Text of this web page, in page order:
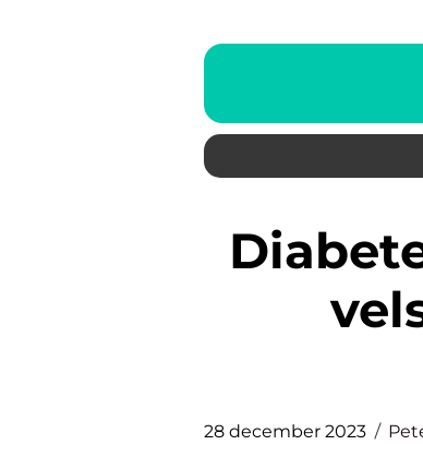
Diabetes Opskrifter: Sund og
28 december 2023